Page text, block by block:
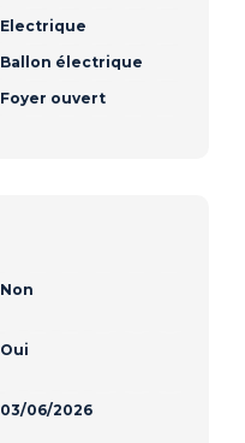
Electrique
Ballon électrique
Foyer ouvert
Non
Oui
03/06/2026